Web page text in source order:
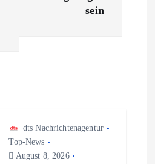
sein
dts Nachrichtenagentur
Top-News
August 8, 2026